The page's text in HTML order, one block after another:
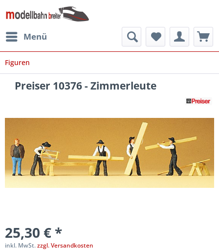
Menü
Figuren
Preiser 10376 - Zimmerleute
25,30 € *
inkl. MwSt.zzgl. Versandkosten